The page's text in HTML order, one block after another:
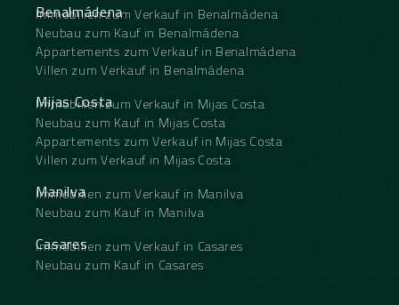
Benalmádena
Immobilien zum Verkauf in Benalmádena
Neubau zum Kauf in Benalmádena
Appartements zum Verkauf in Benalmádena
Villen zum Verkauf in Benalmádena
Mijas Costa
Immobilien zum Verkauf in Mijas Costa
Neubau zum Kauf in Mijas Costa
Appartements zum Verkauf in Mijas Costa
Villen zum Verkauf in Mijas Costa
Manilva
Immobilien zum Verkauf in Manilva
Neubau zum Kauf in Manilva
Casares
Immobilien zum Verkauf in Casares
Neubau zum Kauf in Casares